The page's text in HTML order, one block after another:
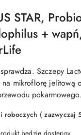
STAR,
+
Szczepy
na mikroflorę jelitową
pokarmowego.
roboczych ( zazwyczaj
będzie dostępny